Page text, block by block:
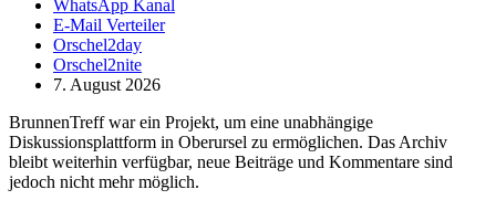
WhatsApp Kanal
E-Mail Verteiler
Orschel2day
Orschel2nite
7. August 2026
BrunnenTreff war ein Projekt, um eine unabhängige
Diskussionsplattform in Oberursel zu ermöglichen. Das Archiv
bleibt weiterhin verfügbar, neue Beiträge und Kommentare sind
jedoch nicht mehr möglich.